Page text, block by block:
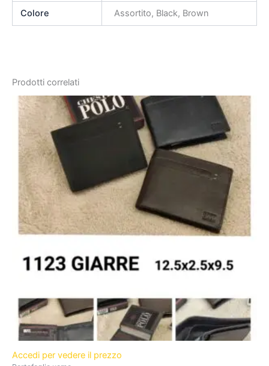
Colore Assortito, Black, Brown
Prodotti correlati
Accedi per vedere il prezzo